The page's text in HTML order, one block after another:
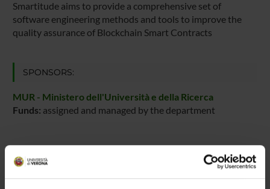
Smartitude aims to provide a comprehensive set of
software engineering methods and tools to improve the
quality assurance of Blockchain Smart Contracts
SPONSORS:
MUR - Ministero dell'Università e della Ricerca
Funds: assigned and managed by the department
PROJECT PARTICIPANTS